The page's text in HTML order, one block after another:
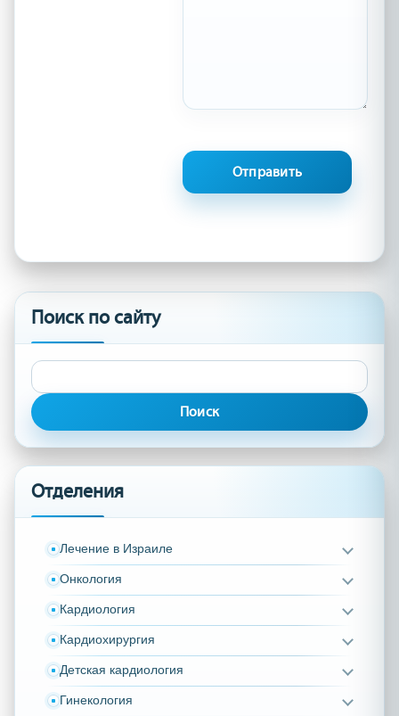
Поиск по сайту
Найти:
Отделения
Лечение в Израиле
Онкология
Кардиология
Кардиохирургия
Детская кардиология
Гинекология